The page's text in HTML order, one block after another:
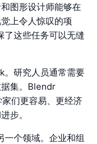
图形设计师能够在
上令人惊叹的项
这些任务可以无缝
研究人员通常需要
集。Blendr
们更容易、更经济
步。
个领域。企业和组